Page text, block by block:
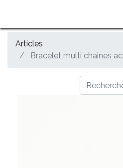
Articles
Bracelet multi chaines